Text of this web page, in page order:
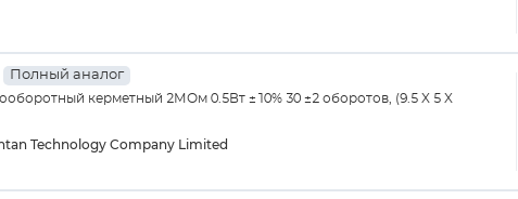
Полный аналог
керметный 2МОм 0.5Вт ±10% 30 ±2 оборотов, (9.5 X 5 X
Technology Company Limited